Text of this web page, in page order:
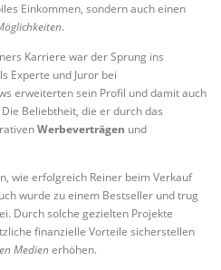
Einkommen, sondern auch einen
.
Karriere war der Sprung ins
Experte und Juror bei
erweiterten sein Profil und damit auch
Beliebtheit, die er durch das
Werbeverträgen und
wie erfolgreich Reiner beim Verkauf
wurde zu einem Bestseller und trug
Durch solche gezielten Projekte
finanzielle Vorteile sicherstellen
Medienerhöhen.